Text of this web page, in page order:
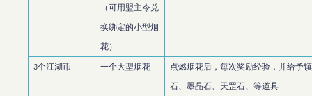
（可用盟主令兑
换绑定的小型烟
花）
3个江湖币 一个大型烟花
点燃烟花后，每次奖励经验，并给予
石、墨晶石、天罡石、等道具